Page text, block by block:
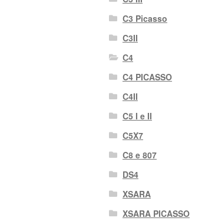
C3 Picasso
C3II
C4
C4 PICASSO
C4II
C5 I e II
C5X7
C8 e 807
DS4
XSARA
XSARA PICASSO